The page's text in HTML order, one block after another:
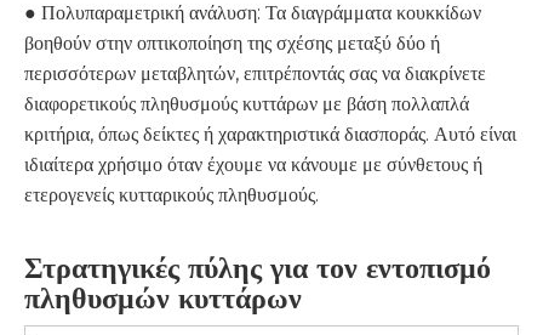
● Πολυπαραμετρική ανάλυση: Τα διαγράμματα κουκκίδων
βοηθούν στην οπτικοποίηση της σχέσης μεταξύ δύο ή
περισσότερων μεταβλητών, επιτρέποντάς σας να διακρίνετε
διαφορετικούς πληθυσμούς κυττάρων με βάση πολλαπλά
κριτήρια, όπως δείκτες ή χαρακτηριστικά διασποράς. Αυτό είναι
ιδιαίτερα χρήσιμο όταν έχουμε να κάνουμε με σύνθετους ή
ετερογενείς κυτταρικούς πληθυσμούς.
Στρατηγικές πύλης για τον εντοπισμό
πληθυσμών κυττάρων